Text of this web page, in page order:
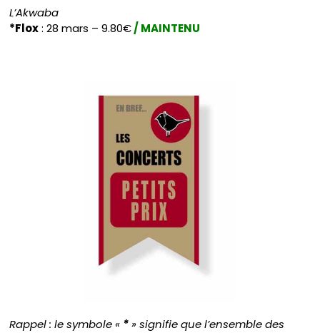
L’Akwaba
*Flox: 28 mars – 9.80€/ MAINTENU
Rappel : le symbole « *» signifie que l’ensemble des